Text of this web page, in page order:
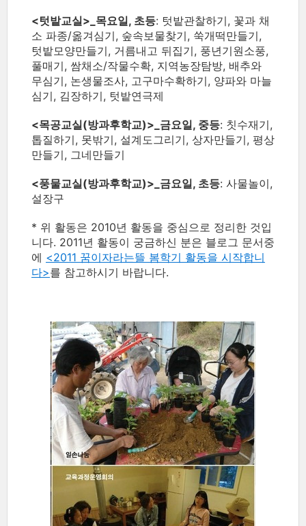
<텃밭교실>_목요일, 초등: 텃밭관찰하기, 꽃과 채
소 파종/옮겨심기, 숲속보물찾기, 쑥개떡만들기,
텃밭모양만들기, 거름내고 뒤집기, 풍년기원소풍,
풀매기, 쌈채소/작물수확, 지역농장탐방, 배추와
무심기, 논생물조사, 고구마수확하기, 양파와 마늘
심기, 김장하기, 텃밭연극제
<목공교실(방과후학교)>_금요일, 중등: 칫수재기,
톱질하기, 못밖기, 설계도그리기, 상자만들기, 평상
만들기, 그네만들기
<풍물교실(방과후학교)>_금요일, 초등: 사물놀이,
설장구
* 위 활동은 2010년 활동을 중심으로 정리한 것입
니다. 2011년 활동이 궁금하신 분은 블로그 문서중
에 <2011 꿈이자라는뜰 봄학기 활동을 시작합니
다>를 참고하시기 바랍니다.